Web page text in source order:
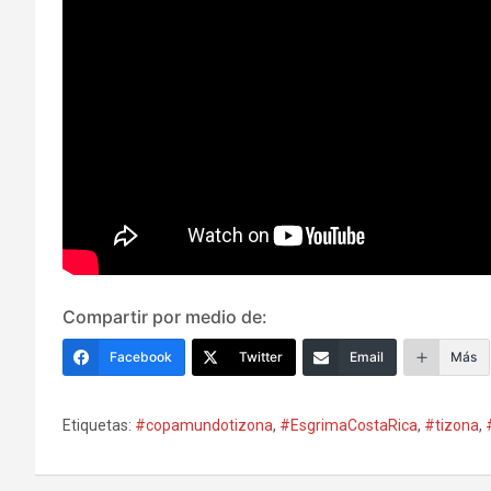
Compartir por medio de:
Facebook Twitter Email Más
Etiquetas: #copamundotizona, #EsgrimaCostaRica, #tizona,